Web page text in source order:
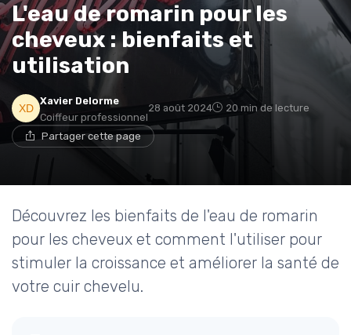
L'eau de romarin pour les
cheveux : bienfaits et
utilisation
Xavier Delorme
Coiffeur professionnel
28 août 2024 20 min de lecture
Partager cette page
Découvrez les bienfaits de l'eau de romarin
pour les cheveux et comment l'utiliser pour
stimuler la croissance et améliorer la santé de
votre cuir chevelu.